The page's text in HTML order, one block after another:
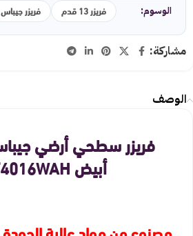
الوسوم: فريزر 13 قدم فريزر جيباس
مشاركة:
الوصف
أبيض GCF4016WAH